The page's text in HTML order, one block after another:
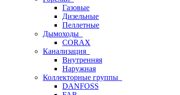
Газовые
Дизельные
Пеллетные
Дымоходы
CORAX
Канализация
Внутренняя
Наружная
Коллекторные группы
DANFOSS